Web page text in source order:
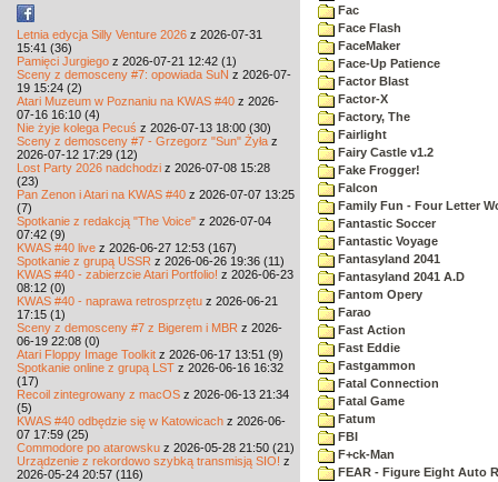
Letnia edycja Silly Venture 2026 z 2026-07-31
15:41 (36)
Pamięci Jurgiego z 2026-07-21 12:42 (1)
Sceny z demosceny #7: opowiada SuN z 2026-07-
19 15:24 (2)
Atari Muzeum w Poznaniu na KWAS #40 z 2026-
07-16 16:10 (4)
Nie żyje kolega Pecuś z 2026-07-13 18:00 (30)
Sceny z demosceny #7 - Grzegorz "Sun" Żyła z
2026-07-12 17:29 (12)
Lost Party 2026 nadchodzi z 2026-07-08 15:28
(23)
Pan Zenon i Atari na KWAS #40 z 2026-07-07 13:25
(7)
Spotkanie z redakcją "The Voice" z 2026-07-04
07:42 (9)
KWAS #40 live z 2026-06-27 12:53 (167)
Spotkanie z grupą USSR z 2026-06-26 19:36 (11)
KWAS #40 - zabierzcie Atari Portfolio! z 2026-06-23
08:12 (0)
KWAS #40 - naprawa retrosprzętu z 2026-06-21
17:15 (1)
Sceny z demosceny #7 z Bigerem i MBR z 2026-
06-19 22:08 (0)
Atari Floppy Image Toolkit z 2026-06-17 13:51 (9)
Spotkanie online z grupą LST z 2026-06-16 16:32
(17)
Recoil zintegrowany z macOS z 2026-06-13 21:34
(5)
KWAS #40 odbędzie się w Katowicach z 2026-06-
07 17:59 (25)
Commodore po atarowsku z 2026-05-28 21:50 (21)
Urządzenie z rekordowo szybką transmisją SIO! z
2026-05-24 20:57 (116)
Fac
Face Flash
FaceMaker
Face-Up Patience
Factor Blast
Factor-X
Factory, The
Fairlight
Fairy Castle v1.2
Fake Frogger!
Falcon
Family Fun - Four Letter
Fantastic Soccer
Fantastic Voyage
Fantasyland 2041
Fantasyland 2041 A.D
Fantom Opery
Farao
Fast Action
Fast Eddie
Fastgammon
Fatal Connection
Fatal Game
Fatum
FBI
F+ck-Man
FEAR - Figure Eight Auto